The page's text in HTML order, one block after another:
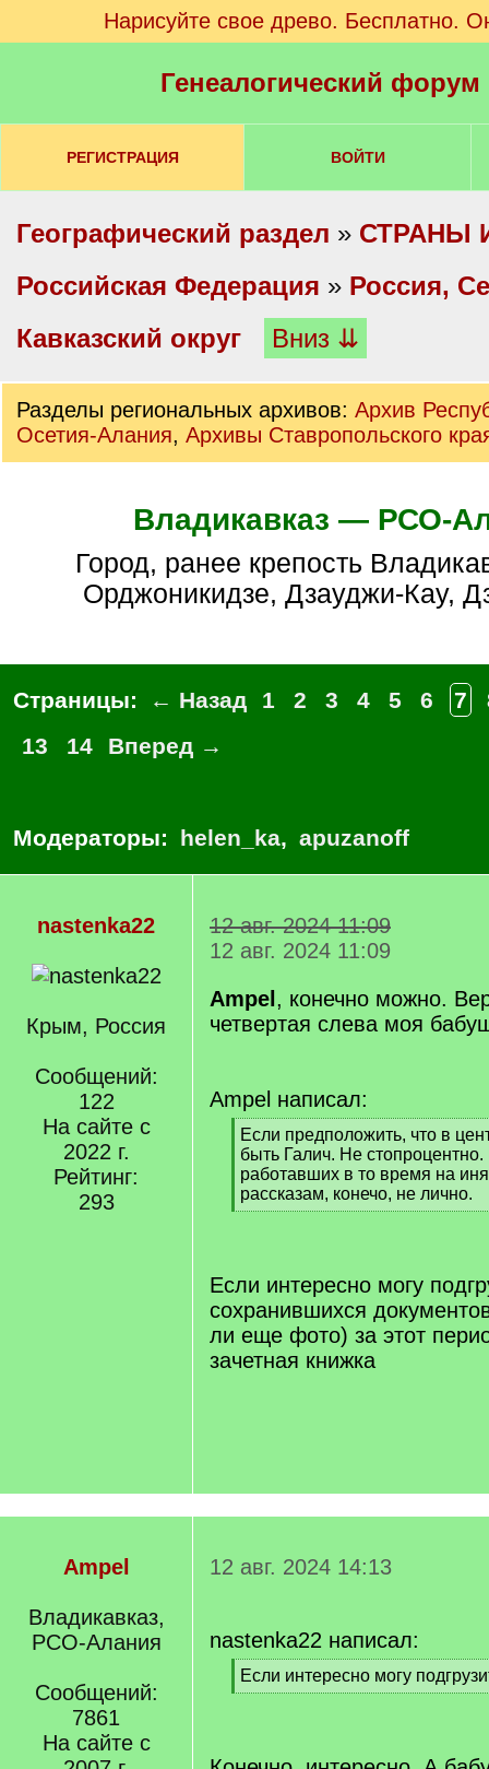
Нарисуйте свое древо. Бесплатно.
Генеалогический
РЕГИСТРАЦИЯ ВОЙТИ
Географический раздел » СТРАНЫ
Российская Федерация » Россия,
Кавказский округ
Вниз ⇊
Разделы региональных архивов: Архив
Осетия-Алания, Архивы Ставропольского
Владикавказ — РСО-
город, ранее крепость Владикавказ, также
Орджоникидзе, Дзауджи-Кау,
Страницы: ← Назад 1 2 3 4 5 6 7
13
14 Вперед →
Модераторы: helen_ka, apuzanoff
nastenka22
Крым, Россия
Сообщений:
122
На сайте с
2022 г.
Рейтинг:
293
12 авг. 2024 11:09
12 авг. 2024 11:09
Ampel , конечно можно.
четвертая слева моя
Ampel написал:
[
q
]
Если предположить, что в
быть Галич. Не
работавших в то время на
рассказам, конечо, не лично.
[
Если интересно могу
сохранившихся
ли еще фото) за этот
зачетная книжка
Ampel
Владикавказ,
РСО-Алания
Сообщений:
7861
На сайте с
12 авг. 2024 14:13
nastenka22 написал:
[
q
Если интересно могу
[